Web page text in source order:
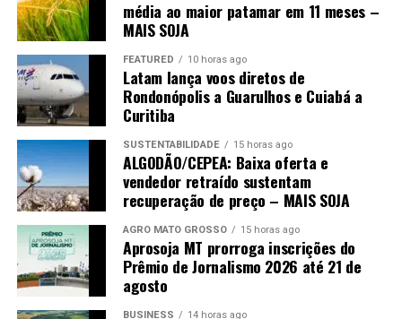
média ao maior patamar em 11 meses –
MAIS SOJA
FEATURED 10 horas ago
Latam lança voos diretos de
Rondonópolis a Guarulhos e Cuiabá a
Curitiba
SUSTENTABILIDADE 15 horas ago
ALGODÃO/CEPEA: Baixa oferta e
vendedor retraído sustentam
recuperação de preço – MAIS SOJA
AGRO MATO GROSSO 15 horas ago
Aprosoja MT prorroga inscrições do
Prêmio de Jornalismo 2026 até 21 de
agosto
BUSINESS 14 horas ago